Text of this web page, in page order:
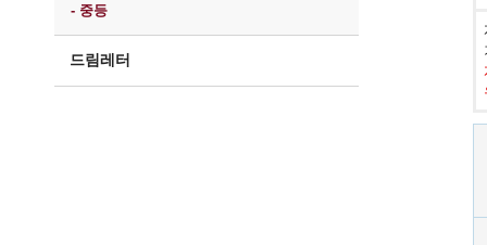
- 중등
드림레터